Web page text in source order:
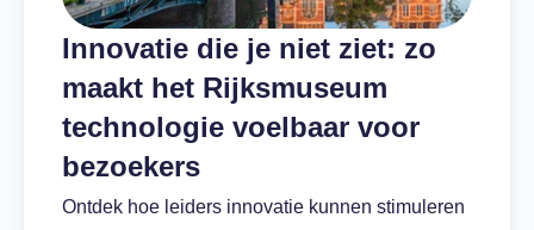
Innovatie die je niet ziet: zo
maakt het Rijksmuseum
technologie voelbaar voor
bezoekers
Ontdek hoe leiders innovatie kunnen stimuleren